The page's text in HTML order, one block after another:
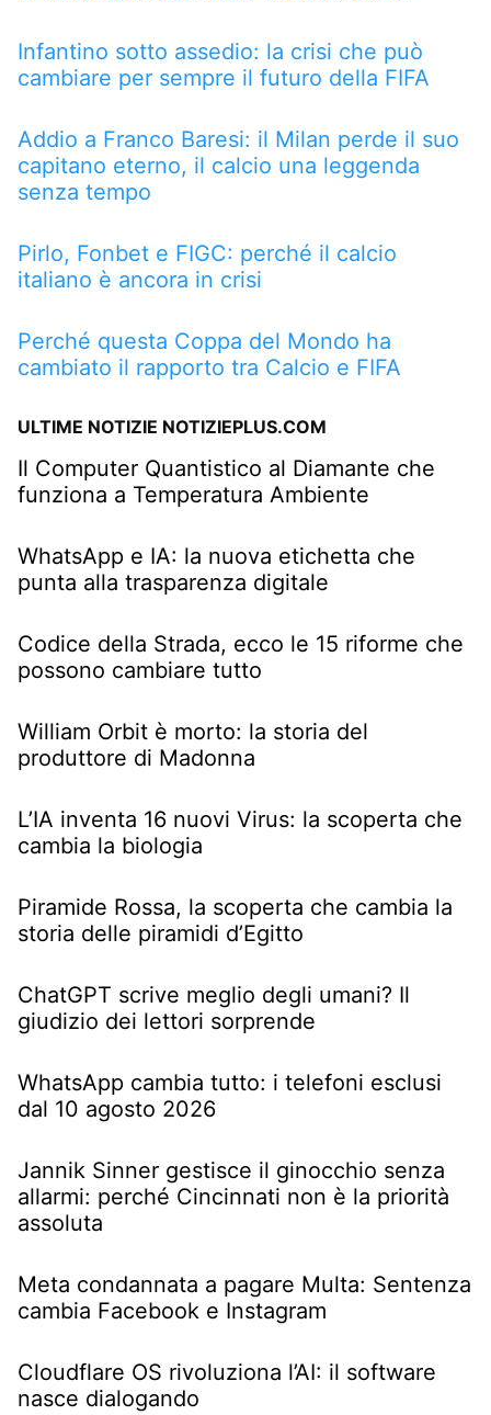
Infantino sotto assedio: la crisi che può
cambiare per sempre il futuro della FIFA
Addio a Franco Baresi: il Milan perde il suo
capitano eterno, il calcio una leggenda
senza tempo
Pirlo, Fonbet e FIGC: perché il calcio
italiano è ancora in crisi
Perché questa Coppa del Mondo ha
cambiato il rapporto tra Calcio e FIFA
ULTIME NOTIZIE NOTIZIEPLUS.COM
Il Computer Quantistico al Diamante che
funziona a Temperatura Ambiente
WhatsApp e IA: la nuova etichetta che
punta alla trasparenza digitale
Codice della Strada, ecco le 15 riforme che
possono cambiare tutto
William Orbit è morto: la storia del
produttore di Madonna
L’IA inventa 16 nuovi Virus: la scoperta che
cambia la biologia
Piramide Rossa, la scoperta che cambia la
storia delle piramidi d’Egitto
ChatGPT scrive meglio degli umani? Il
giudizio dei lettori sorprende
WhatsApp cambia tutto: i telefoni esclusi
dal 10 agosto 2026
Jannik Sinner gestisce il ginocchio senza
allarmi: perché Cincinnati non è la priorità
assoluta
Meta condannata a pagare Multa: Sentenza
cambia Facebook e Instagram
Cloudflare OS rivoluziona l’AI: il software
nasce dialogando